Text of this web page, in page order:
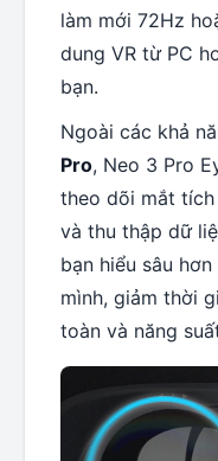
làm mới 72Hz
dung VR từ PC
bạn.
Ngoài các khả
Pro, Neo 3 Pro
theo dõi mắt
và thu thập dữ
bạn hiểu sâu
mình, giảm thời
toàn và năng